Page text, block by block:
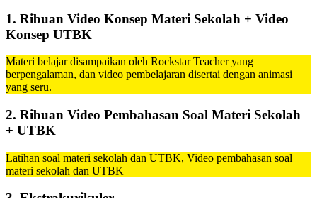
1. Ribuan Video Konsep Materi Sekolah + Video
Konsep UTBK
Materi belajar disampaikan oleh Rockstar Teacher yang
berpengalaman, dan video pembelajaran disertai dengan animasi
yang seru.
2. Ribuan Video Pembahasan Soal Materi Sekolah
+ UTBK
Latihan soal materi sekolah dan UTBK, Video pembahasan soal
materi sekolah dan UTBK